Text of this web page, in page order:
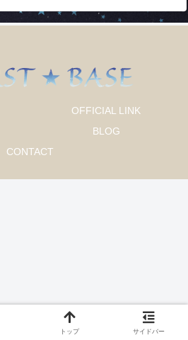
OFFICIAL LINK
BLOG
CONTACT
トップ サイドバー